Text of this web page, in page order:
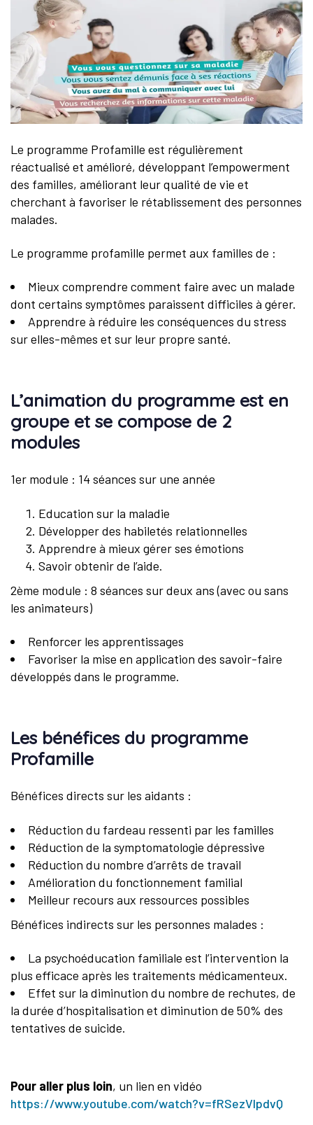
Le programme Profamille est régulièrement
réactualisé et amélioré, développant l’empowerment
des familles, améliorant leur qualité de vie et
cherchant à favoriser le rétablissement des personnes
malades.
Le programme profamille permet aux familles de :
Mieux comprendre comment faire avec un malade
dont certains symptômes paraissent difficiles à gérer.
Apprendre à réduire les conséquences du stress
sur elles-mêmes et sur leur propre santé.
L’animation du programme est en
groupe et se compose de 2
modules
1er module : 14 séances sur une année
Education sur la maladie
Développer des habiletés relationnelles
Apprendre à mieux gérer ses émotions
Savoir obtenir de l’aide.
2ème module : 8 séances sur deux ans (avec ou sans
les animateurs)
Renforcer les apprentissages
Favoriser la mise en application des savoir-faire
développés dans le programme.
Les bénéfices du programme
Profamille
Bénéfices directs sur les aidants :
Réduction du fardeau ressenti par les familles
Réduction de la symptomatologie dépressive
Réduction du nombre d’arrêts de travail
Amélioration du fonctionnement familial
Meilleur recours aux ressources possibles
Bénéfices indirects sur les personnes malades :
La psychoéducation familiale est l’intervention la
plus efficace après les traitements médicamenteux.
Effet sur la diminution du nombre de rechutes, de
la durée d’hospitalisation et diminution de 50% des
tentatives de suicide.
Pour aller plus loin, un lien en vidéo
https://www.youtube.com/watch?v=fRSezVlpdvQ